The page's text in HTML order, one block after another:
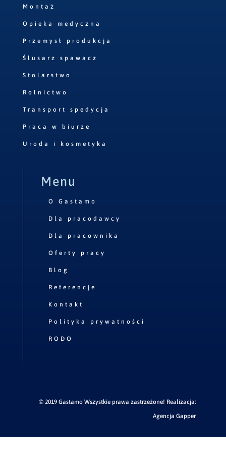
Montaż
Opieka medyczna
Przemysł produkcja
Ślusarz spawacz
Stolarstwo
Rolnictwo
Transport spedycja
Praca w biurze
Uroda i kosmetyka
Menu
O Gastamo
Dla pracodawcy
Dla pracownika
Oferty pracy
Blog
Referencje
Kontakt
Polityka prywatności
RODO
© 2019 Gastamo Wszystkie prawa zastrzeżone! Realizacja:
Agencja Gapper